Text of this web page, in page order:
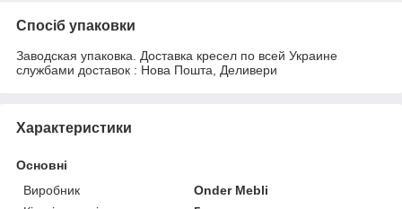
Спосіб упаковки
Заводская упаковка. Доставка кресел по всей Украине
службами доставок : Нова Пошта, Деливери
Характеристики
Основні
Виробник
Onder Mebli